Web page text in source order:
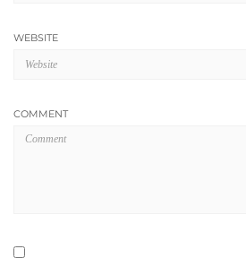
WEBSITE
COMMENT